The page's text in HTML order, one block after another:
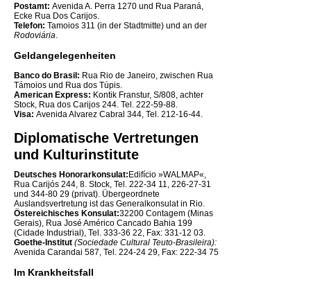
Postamt: Avenida A. Perra 1270 und Rua Paraná,
Ecke Rua Dos Carijos.
Telefon: Tamoios 311 (in der Stadtmitte) und an der
Rodoviária
Geldangelegenheiten
Banco do Brasil: Rua Rio de Janeiro, zwischen Rua
Támoios und Rua dos Túpis.
American Express: Kontik Franstur, S/808, achter
Stock, Rua dos Carijos 244. Tel. 222-59-88.
Visa: Avenida Alvarez Cabral 344, Tel. 212-16-44.
Diplomatische Vertretungen
und Kulturinstitute
Deutsches Honorarkonsulat:Edifício »WALMAP«,
Rua Carijós 244, 8. Stock, Tel. 222-34 11, 226-27-31
und 344-80 29 (privat). Übergeordnete
Auslandsvertretung ist das Generalkonsulat in Rio.
Östereichisches Konsulat:32200 Contagem (Minas
Gerais), Rua José Américo Cancado Bahia 199
(Cidade Industrial), Tel. 333-36 22, Fax: 331-12 03.
Goethe-Institut (Sociedade Cultural Teuto-Brasileira):
Avenida Carandai 587, Tel. 224-24 29, Fax: 222-34 75
Im Krankheitsfall